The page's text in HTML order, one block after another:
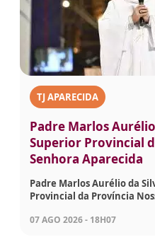
TJ APARECIDA
Padre Marlos
Superior Provincial
Senhora Aparecida
Padre Marlos Aurélio da
Provincial da Província
07 AGO 2026 - 18H07